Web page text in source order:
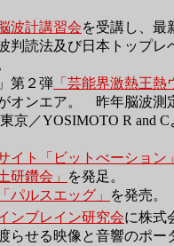
波計講習会を受講し、最
判読法及び日本トップ
第２弾 「芸能界激熱王
オンエア。 昨年脳波測
京／YOSIMOTO R and
イト「ビットべーション
研鑽会」
を発足。
パルスエッグ」
を発売。
ンブレイン研究会に株式
せる映像と音響のポー